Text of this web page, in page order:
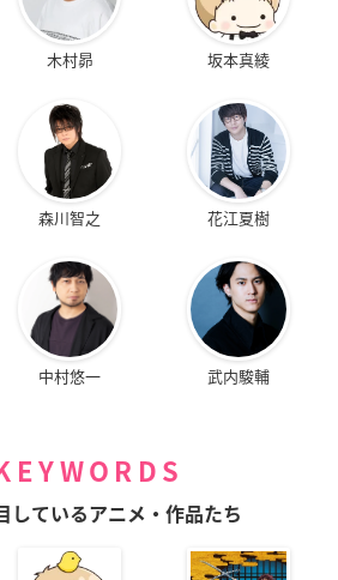
木村昴 坂本真綾
森川智之 花江夏樹
中村悠一 武内駿輔
KEYWORDS
しているアニメ・作品たち